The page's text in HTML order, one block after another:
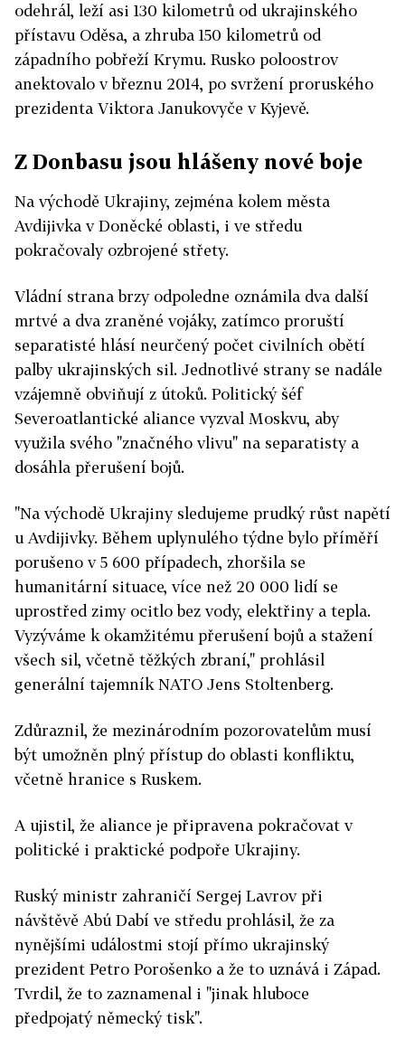
odehrál, leží asi 130 kilometrů od ukrajinského
přístavu Oděsa, a zhruba 150 kilometrů od
západního pobřeží Krymu. Rusko poloostrov
anektovalo v březnu 2014, po svržení proruského
prezidenta Viktora Janukovyče v Kyjevě.
Z Donbasu jsou hlášeny nové boje
Na východě Ukrajiny, zejména kolem města
Avdijivka v Doněcké oblasti, i ve středu
pokračovaly ozbrojené střety.
Vládní strana brzy odpoledne oznámila dva další
mrtvé a dva zraněné vojáky, zatímco proruští
separatisté hlásí neurčený počet civilních obětí
palby ukrajinských sil. Jednotlivé strany se nadále
vzájemně obviňují z útoků. Politický šéf
Severoatlantické aliance vyzval Moskvu, aby
využila svého "značného vlivu" na separatisty a
dosáhla přerušení bojů.
"Na východě Ukrajiny sledujeme prudký růst napětí
u Avdijivky. Během uplynulého týdne bylo příměří
porušeno v 5 600 případech, zhoršila se
humanitární situace, více než 20 000 lidí se
uprostřed zimy ocitlo bez vody, elektřiny a tepla.
Vyzýváme k okamžitému přerušení bojů a stažení
všech sil, včetně těžkých zbraní," prohlásil
generální tajemník NATO Jens Stoltenberg.
Zdůraznil, že mezinárodním pozorovatelům musí
být umožněn plný přístup do oblasti konfliktu,
včetně hranice s Ruskem.
A ujistil, že aliance je připravena pokračovat v
politické i praktické podpoře Ukrajiny.
Ruský ministr zahraničí Sergej Lavrov při
návštěvě Abú Dabí ve středu prohlásil, že za
nynějšími událostmi stojí přímo ukrajinský
prezident Petro Porošenko a že to uznává i Západ.
Tvrdil, že to zaznamenal i "jinak hluboce
předpojatý německý tisk".